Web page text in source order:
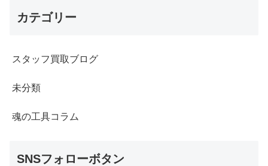
カテゴリー
スタッフ買取ブログ
未分類
魂の工具コラム
SNSフォローボタン